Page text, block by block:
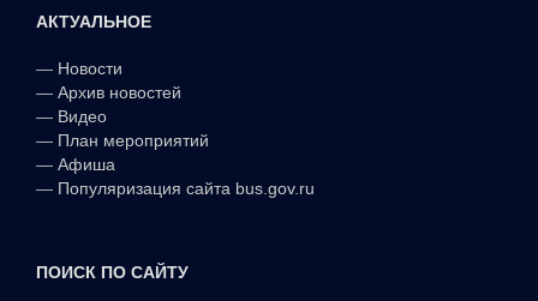
АКТУАЛЬНОЕ
— Новости
— Архив новостей
— Видео
— План мероприятий
— Афиша
— Популяризация сайта bus.gov.ru
ПОИСК ПО САЙТУ